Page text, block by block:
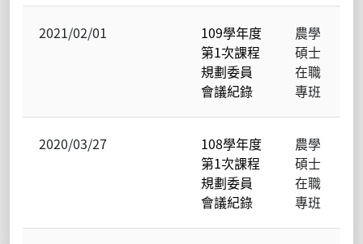
2021/02/01
109學年度
第1次課程
規劃委員
會議紀錄
農學
碩士
在職
專班
2020/03/27
108學年度
第1次課程
規劃委員
會議紀錄
農學
碩士
在職
專班